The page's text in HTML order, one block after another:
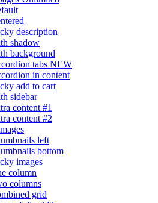
description
shadow
background
tabs NEW
in content
add to cart
sidebar
content #1
content #2
left
bottom
images
column
columns
grid